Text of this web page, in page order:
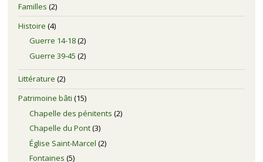
Familles (2)
Histoire (4)
Guerre 14-18(2)
Guerre 39-45 (2)
Littérature (2)
Patrimoine bâti (15)
Chapelle des pénitents (2)
Chapelle du Pont(3)
Église Saint-Marcel (2)
Fontaines (5)